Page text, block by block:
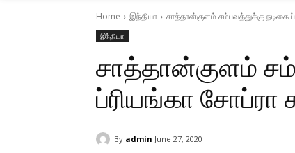
Home இந்தியா சாத்தான்குளம் சம்பவத்துக்கு
இந்தியா
சாத்தான்குளம்
ப்ரியங்கா
By admin June 27, 2020